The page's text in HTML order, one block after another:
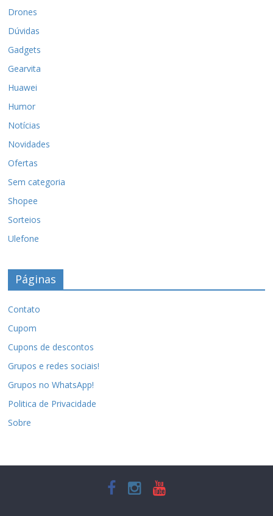
Drones
Dúvidas
Gadgets
Gearvita
Huawei
Humor
Notícias
Novidades
Ofertas
Sem categoria
Shopee
Sorteios
Ulefone
Páginas
Contato
Cupom
Cupons de descontos
Grupos e redes sociais!
Grupos no WhatsApp!
Politica de Privacidade
Sobre